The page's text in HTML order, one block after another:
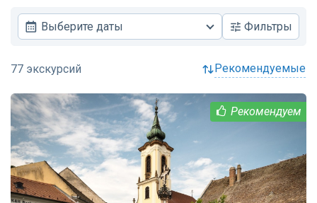
Выберите даты Фильтры
рекомендуемые